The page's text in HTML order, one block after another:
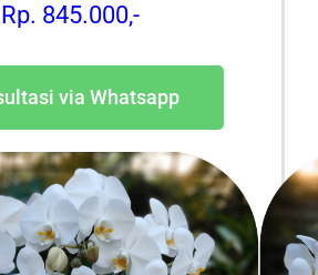
Rp. 845.000,-
via Whatsapp